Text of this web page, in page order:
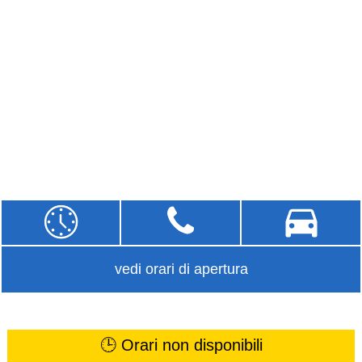
vedi orari di apertura
🕒 Orari non disponibili